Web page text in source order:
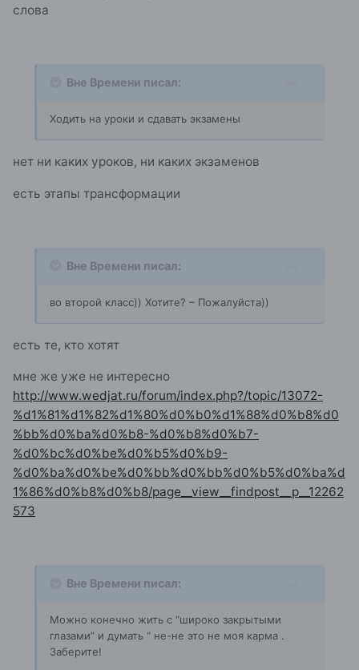
слова
Вне Времени писал:
Ходить на уроки и сдавать экзамены
нет ни каких уроков, ни каких экзаменов
есть этапы трансформации
Вне Времени писал:
во второй класс)) Хотите? – Пожалуйста))
есть те, кто хотят
мне же уже не интересно
http://www.wedjat.ru/forum/index.php?/topic/13072-
%d1%81%d1%82%d1%80%d0%b0%d1%88%d0%b8%d0
%bb%d0%ba%d0%b8-%d0%b8%d0%b7-
%d0%bc%d0%be%d0%b5%d0%b9-
%d0%ba%d0%be%d0%bb%d0%bb%d0%b5%d0%ba%d
1%86%d0%b8%d0%b8/page__view__findpost__p__12262
573
Вне Времени писал:
Можно конечно жить с “широко закрытыми
глазами” и думать “ не-не это не моя карма .
Заберите!